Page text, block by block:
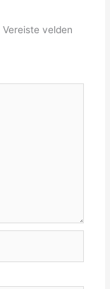
Vereiste velden